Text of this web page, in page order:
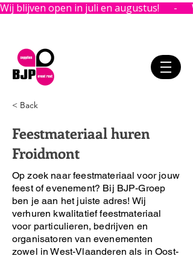
Wij blijven open in juli en augustus!      -
< Back
Feestmateriaal huren
Froidmont
Op zoek naar feestmateriaal voor jouw
feest of evenement? Bij BJP-Groep
ben je aan het juiste adres! Wij
verhuren kwalitatief feestmateriaal
voor particulieren, bedrijven en
organisatoren van evenementen
zowel in West-Vlaanderen als in Oost-